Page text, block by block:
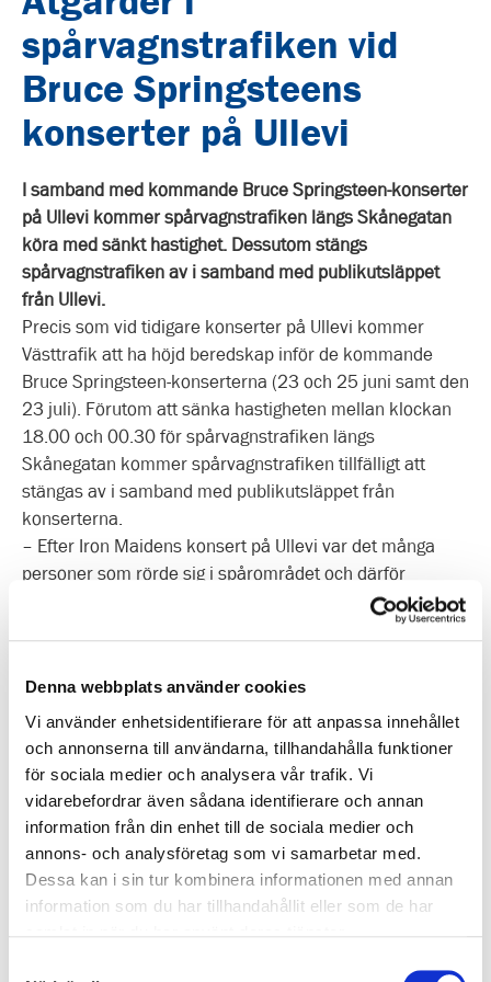
Denna webbplats använder cookies
Vi använder enhetsidentifierare för att anpassa innehållet
och annonserna till användarna, tillhandahålla funktioner
för sociala medier och analysera vår trafik. Vi
vidarebefordrar även sådana identifierare och annan
information från din enhet till de sociala medier och
annons- och analysföretag som vi samarbetar med.
Dessa kan i sin tur kombinera informationen med annan
information som du har tillhandahållit eller som de har
spårvagnstrafiken vid
Bruce Springsteens
konserter på Ullevi
I samband med kommande Bruce Springsteen-konserter
på Ullevi kommer spårvagnstrafiken längs Skånegatan
köra med sänkt hastighet. Dessutom stängs
spårvagnstrafiken av i samband med publikutsläppet
från Ullevi.
Precis som vid tidigare konserter på Ullevi kommer
Västtrafik att ha höjd beredskap inför de kommande
Bruce Springsteen-konserterna (23 och 25 juni samt den
23 juli). Förutom att sänka hastigheten mellan klockan
18.00 och 00.30 för spårvagnstrafiken längs
Skånegatan kommer spårvagnstrafiken tillfälligt att
stängas av i samband med publikutsläppet från
konserterna.
– Efter Iron Maidens konsert på Ullevi var det många
personer som rörde sig i spårområdet och därför
stängdes spårvagnstrafiken av under fyrtio minuter. Vi
Christer Olsson, ansvarig för Västtrafiks spårvagnstrafik.
Under konserterna kommer Västtrafik och Göteborgs
Spårvägar bland annat sätta in extra trafikledare för att
bevaka läget i trafiken och för att snabbt kunna fatta
beslut om eventuella omläggningar. Västtrafik kommer
också att ha informatörer på plats i området kring Ullevi
för att hjälpa besökarna.
– Även om vi gör extra säkerhetsinsatser vill jag
uppmana alla konsertbesökare att vara uppmärksamma